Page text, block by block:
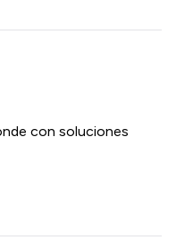
con soluciones